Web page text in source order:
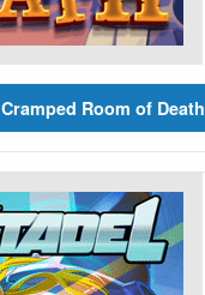
Cramped Room of Death